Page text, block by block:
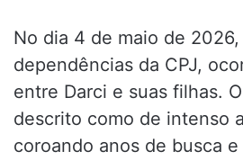
No dia 4 de maio de 2026,
dependências da CPJ,
entre Darci e suas filhas.
descrito como de intenso
coroando anos de busca